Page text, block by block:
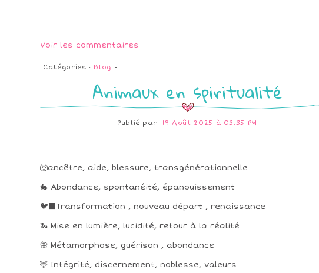
Voir les commentaires
Catégories : Blog - …
Animaux en spiritualité
Publié par 19 Août 2025 à 03:35 PM
🐺ancêtre, aide, blessure, transgénérationnelle
🐇 Abondance, spontanéité, épanouissement
🐦‍⬛Transformation , nouveau départ , renaissance
🐍 Mise en lumière, lucidité, retour à la réalité
🦋 Métamorphose, guérison , abondance
🦌 Intégrité, discernement, noblesse, valeurs